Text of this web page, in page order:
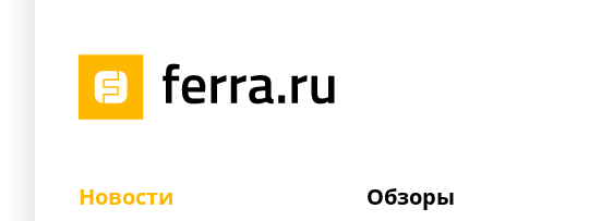
Новости Обзоры